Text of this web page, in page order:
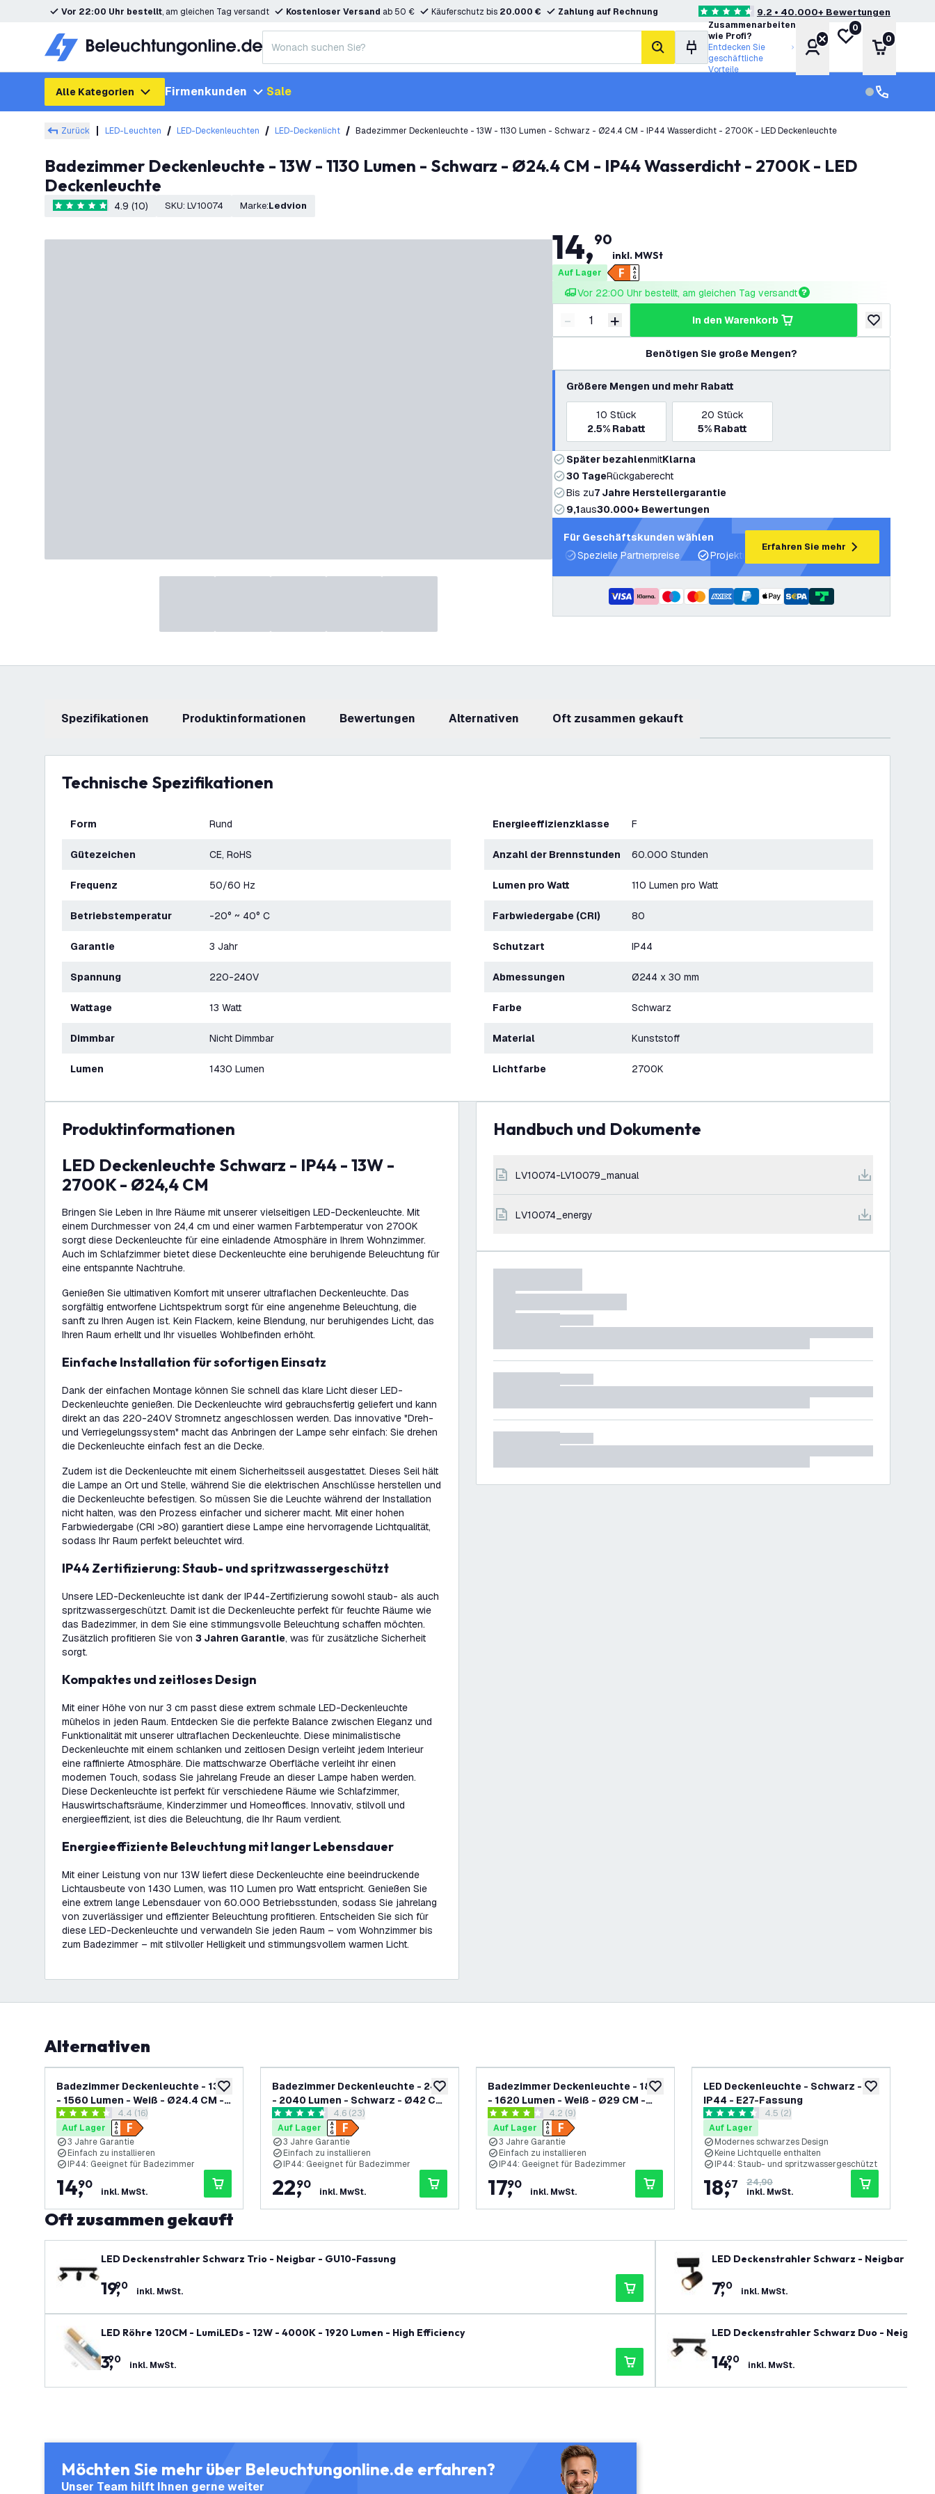
Vor 22:00 Uhr bestellt, am gleichen Tag versandt Kostenloser Versand ab 50 € Käuferschutz bis 20.000 € Zahlung auf Rechnung 4.6 Bewertungssterne9.2 • 40.000+ Bewertungen
Suche
Zusammenarbeiten
wie Profi?
Entdecken Sie
geschäftliche
Vorteile
Konto
Meine Wunschliste
0
Warenkorb
0
Alle Kategorien Firmenkunden Sale
Zurück LED-Leuchten LED-Deckenleuchten LED-Deckenlicht Badezimmer Deckenleuchte - 13W - 1130 Lumen - Schwarz - Ø24.4 CM - IP44 Wasserdicht - 2700K - LED Deckenleuchte
Badezimmer Deckenleuchte - 13W - 1130 Lumen - Schwarz - Ø24.4 CM - IP44 Wasserdicht - 2700K - LED
Deckenleuchte
4.9 Bewertungssterne
4.9 (10) SKU: LV10074 Marke: Ledvion
14,90
inkl. MWSt
Auf Lager
Vor 22:00 Uhr bestellt, am gleichen Tag versandt
Menge verringern
- Menge erhöhen
+ in den Warenkorb
zur
Benötigen Sie große Mengen?
Größere Mengen und mehr Rabatt
10 Stück
2.5% Rabatt
20 Stück
5% Rabatt
Später bezahlenmitKlarna
30 TageRückgaberecht
Bis zu7 Jahre Herstellergarantie
9,1aus30.000+ Bewertungen
Für Geschäftskunden wählen
Spezielle Partnerpreise
Projektunterstützung und Lichtpläne
Erfahren Sie mehr
Spezifikationen Produktinformationen Bewertungen Alternativen Oft zusammen gekauft
Technische Spezifikationen
Form Rund
Gütezeichen CE, RoHS
Frequenz 50/60 Hz
Betriebstemperatur -20° ~ 40° C
Garantie 3 Jahr
Spannung 220-240V
Wattage 13 Watt
Dimmbar Nicht Dimmbar
Lumen 1430 Lumen
Energieeffizienzklasse F
Anzahl der Brennstunden 60.000 Stunden
Lumen pro Watt 110 Lumen pro Watt
Farbwiedergabe (CRI) 80
Schutzart IP44
Abmessungen Ø244 x 30 mm
Farbe Schwarz
Material Kunststoff
Lichtfarbe 2700K
Produktinformationen
LED Deckenleuchte Schwarz - IP44 - 13W -
2700K - Ø24,4 CM
Bringen Sie Leben in Ihre Räume mit unserer vielseitigen LED-Deckenleuchte. Mit
einem Durchmesser von 24,4 cm und einer warmen Farbtemperatur von 2700K
sorgt diese Deckenleuchte für eine einladende Atmosphäre in Ihrem Wohnzimmer.
Auch im Schlafzimmer bietet diese Deckenleuchte eine beruhigende Beleuchtung für
eine entspannte Nachtruhe.
Genießen Sie ultimativen Komfort mit unserer ultraflachen Deckenleuchte. Das
sorgfältig entworfene Lichtspektrum sorgt für eine angenehme Beleuchtung, die
sanft zu Ihren Augen ist. Kein Flackern, keine Blendung, nur beruhigendes Licht, das
Ihren Raum erhellt und Ihr visuelles Wohlbefinden erhöht.
Einfache Installation für sofortigen Einsatz
Dank der einfachen Montage können Sie schnell das klare Licht dieser LED-
Deckenleuchte genießen. Die Deckenleuchte wird gebrauchsfertig geliefert und kann
direkt an das 220-240V Stromnetz angeschlossen werden. Das innovative "Dreh-
und Verriegelungssystem" macht das Anbringen der Lampe sehr einfach: Sie drehen
die Deckenleuchte einfach fest an die Decke.
Zudem ist die Deckenleuchte mit einem Sicherheitsseil ausgestattet. Dieses Seil hält
die Lampe an Ort und Stelle, während Sie die elektrischen Anschlüsse herstellen und
die Deckenleuchte befestigen. So müssen Sie die Leuchte während der Installation
nicht halten, was den Prozess einfacher und sicherer macht. Mit einer hohen
Farbwiedergabe (CRI >80) garantiert diese Lampe eine hervorragende Lichtqualität,
sodass Ihr Raum perfekt beleuchtet wird.
IP44 Zertifizierung: Staub- und spritzwassergeschützt
Unsere LED-Deckenleuchte ist dank der IP44-Zertifizierung sowohl staub- als auch
spritzwassergeschützt. Damit ist die Deckenleuchte perfekt für feuchte Räume wie
das Badezimmer, in dem Sie eine stimmungsvolle Beleuchtung schaffen möchten.
Zusätzlich profitieren Sie von 3 Jahren Garantie, was für zusätzliche Sicherheit
sorgt.
Kompaktes und zeitloses Design
Mit einer Höhe von nur 3 cm passt diese extrem schmale LED-Deckenleuchte
mühelos in jeden Raum. Entdecken Sie die perfekte Balance zwischen Eleganz und
Funktionalität mit unserer ultraflachen Deckenleuchte. Diese minimalistische
Deckenleuchte mit einem schlanken und zeitlosen Design verleiht jedem Interieur
eine raffinierte Atmosphäre. Die mattschwarze Oberfläche verleiht ihr einen
modernen Touch, sodass Sie jahrelang Freude an dieser Lampe haben werden.
Diese Deckenleuchte ist perfekt für verschiedene Räume wie Schlafzimmer,
Hauswirtschaftsräume, Kinderzimmer und Homeoffices. Innovativ, stilvoll und
energieeffizient, ist dies die Beleuchtung, die Ihr Raum verdient.
Energieeffiziente Beleuchtung mit langer Lebensdauer
Mit einer Leistung von nur 13W liefert diese Deckenleuchte eine beeindruckende
Lichtausbeute von 1430 Lumen, was 110 Lumen pro Watt entspricht. Genießen Sie
eine extrem lange Lebensdauer von 60.000 Betriebsstunden, sodass Sie jahrelang
von zuverlässiger und effizienter Beleuchtung profitieren. Entscheiden Sie sich für
diese LED-Deckenleuchte und verwandeln Sie jeden Raum – vom Wohnzimmer bis
zum Badezimmer – mit stilvoller Helligkeit und stimmungsvollem warmen Licht.
Handbuch und Dokumente
LV10074-LV10079_manual
LV10074_energy
Alternativen
zur Wunschliste hinzufügen
Badezimmer Deckenleuchte - 13W
- 1560 Lumen - Weiß - Ø24.4 CM -
IP44 Wasserdicht - 2700K - LED
Deckenleuchte
Bewertungsbereich öffnen
4.4 Bewertungssterne
4.4 (16)
Auf Lager
3 Jahre Garantie
Einfach zu installieren
IP44: Geeignet für Badezimmer
14,
90
inkl. MwSt.
zur Wunschliste hinzufügen
Badezimmer Deckenleuchte - 24W
- 2040 Lumen - Schwarz - Ø42 CM
- IP44 Wasserdicht - 2700K - LED
Deckenleuchte
Bewertungsbereich öffnen
4.6 Bewertungssterne
4.6 (23)
Auf Lager
3 Jahre Garantie
Einfach zu installieren
IP44: Geeignet für Badezimmer
22,
90
inkl. MwSt.
zur Wunschliste hinzufügen
Badezimmer Deckenleuchte - 18W
- 1620 Lumen - Weiß - Ø29 CM -
IP44 Wasserdicht - 2700K - LED
Deckenleuchte
Bewertungsbereich öffnen
4.2 Bewertungssterne
4.2 (9)
Auf Lager
3 Jahre Garantie
Einfach zu installieren
IP44: Geeignet für Badezimmer
17,
90
inkl. MwSt.
zur
LED Deckenleuchte - Schwarz -
IP44 - E27-Fassung
Bewertungsbereich öffnen
4.5 Bewertungssterne
4.5 (2)
Auf Lager
Modernes schwarzes Design
Keine Lichtquelle enthalten
IP44: Staub- und spritzwassergeschützt
18,
67
24,90
inkl. MwSt.
Oft zusammen gekauft
LED Deckenstrahler Schwarz Trio - Neigbar - GU10-Fassung
19,
90 inkl. MwSt.
LED Röhre 120CM - LumiLEDs - 12W - 4000K - 1920 Lumen - High Efficiency
3,
90 inkl. MwSt.
LED Deckenstrahler Schwarz - Neigbar -
7,
90 inkl. MwSt.
LED Deckenstrahler Schwarz Duo - Neigbar -
14,
90 inkl. MwSt.
Möchten Sie mehr über Beleuchtungonline.de erfahren?
Unser Team hilft Ihnen gerne weiter